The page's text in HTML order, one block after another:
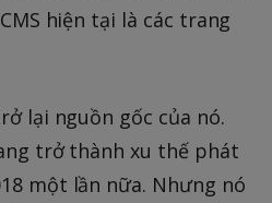
hiện tại là các trang
lại nguồn gốc của nó.
trở thành xu thế phát
một lần nữa. Nhưng nó